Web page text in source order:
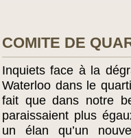
COMITE DE
Inquiets face à la
Waterloo dans le
fait que dans notre
paraissaient plus
un élan qu’un